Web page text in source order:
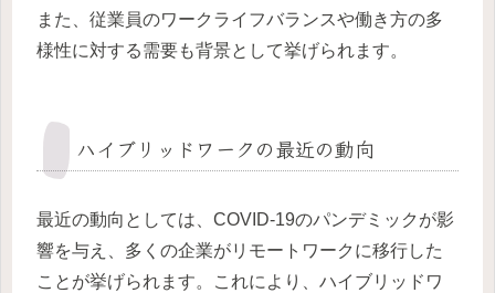
また、従業員のワークライフバランスや働き方の多
様性に対する需要も背景として挙げられます。
ハイブリッドワークの最近の動向
最近の動向としては、COVID-19のパンデミックが影
響を与え、多くの企業がリモートワークに移行した
ことが挙げられます。これにより、ハイブリッドワ